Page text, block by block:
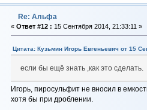
Re: Альфа
« Ответ #12 : 15 Сентября 2014, 21:33:11 »
Цитата: Кузьмин Игорь Евгеньевич от 15
если бы ещё знать ,как это сделать.
Игорь, пиросульфит не вносил в
хотя бы при дроблении.